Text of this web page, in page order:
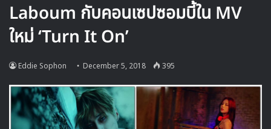
Laboum กับคอนเซปซอมบี้ใน MV
ใหม่ ‘Turn It On’
Eddie Sophon December 5, 2018 395